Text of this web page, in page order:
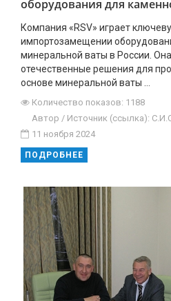
оборудования для
Компания «RSV» играет
импортозамещении
минеральной ваты в России.
отечественные решения для
основе минеральной ваты …
Количество показов: 1188
Автор / Источник (ссылка):
11 ноября 2024
ПОДРОБНЕЕ